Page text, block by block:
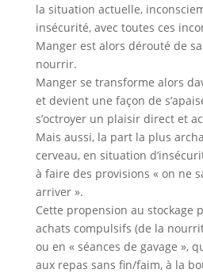
la situation actuelle,
insécurité, avec toutes ces
Manger est alors dérouté de
nourrir.
Manger se transforme alors
et devient une façon de
s’octroyer un plaisir direct et
Mais aussi, la part la plus
cerveau, en situation
à faire des provisions « on ne
arriver ».
Cette propension au stockage
achats compulsifs (de la
ou en « séances de gavage »,
aux repas sans fin/faim, à la